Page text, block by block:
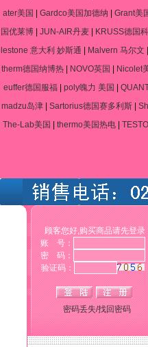
ater美国
Gardco美国加德纳 Grant美
国优莱博
JUN-AIR丹麦 KRUSS德国
lestone 意大利 妙斯通
Malvern 马尔文
therm德国纳博热| NOVO英国 Nicolet
euffer德国服福| poly魄力 美国
madzu岛津
Sartorius德国赛多利斯
The-Lab美国
thermo美国热电|
顾客您好,购买商品请先登录
账 号：
密 码：
验证码：
密码丢失/找回密码